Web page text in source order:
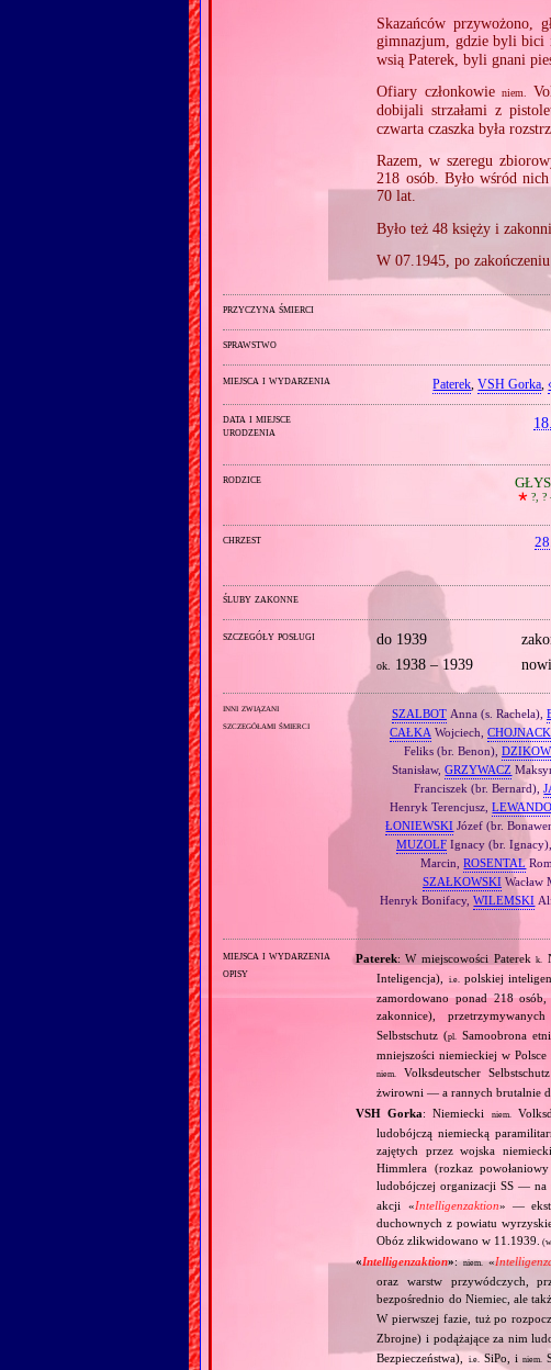
Skazańców przywożono,
gimnazjum, gdzie byli bici
wsią Paterek, byli gnani
Ofiary członkowie niem.
dobijali strzałami z
czwarta czaszka była
Razem, w szeregu
218 osób. Było wśród
70 lat.
Było też 48 księży i
W 07.1945, po
przyczyna śmierci
sprawstwo
miejsca i wydarzenia Paterek,VSH Gorka,
data i miejsce
urodzenia
rodzice
🞲?,
chrzest
śluby zakonne
szczegóły posługi do 1939
ok. 1938 – 1939
inni związani
szczegółami śmierci
SZALBOTAnna (s. Rachela),
CAŁKA Wojciech,
Feliks (br. Benon),
Stanisław,GRZYWACZ
Franciszek (br. Bernard),
Henryk Terencjusz,
ŁONIEWSKI Józef (br.
MUZOLFIgnacy (br. Ignacy),
Marcin,ROSENTAL
SZAŁKOWSKI Wacław
Henryk Bonifacy,WILEMSKI
miejsca i wydarzenia
opisy
Paterek: W miejscowości Paterekk.
Inteligencja),
i.e.polskiej
zamordowano ponad 218
zakonnice),
Selbstschutz (pl. Samoobrona
mniejszości niemieckiej w
niem.
Volksdeutscher
żwirowni — a rannych brutalnie
VSH Gorka: Niemiecki niem.
ludobójczą niemiecką
zajętych przez wojska
Himmlera (rozkaz
ludobójczej organizacji SS — na
akcji «Intelligenzaktion» —
duchownych z powiatu
Obóz zlikwidowano w 11.1939.
«Intelligenzaktion»:niem.«
oraz warstw przywódczych,
bezpośrednio do Niemiec, ale
W pierwszej fazie, tuż po
Zbrojne) i podążające za nim
Bezpieczeństwa),
i.e.SiPo, i niem.